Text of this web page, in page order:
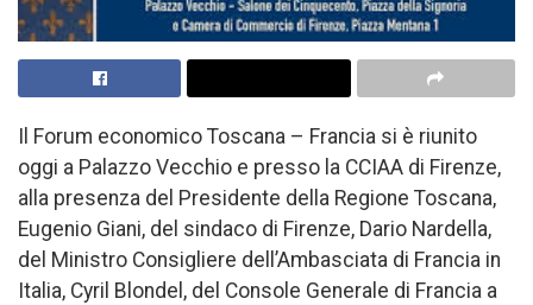
Il Forum economico Toscana – Francia si è riunito
oggi a Palazzo Vecchio e presso la CCIAA di Firenze,
alla presenza del Presidente della Regione Toscana,
Eugenio Giani, del sindaco di Firenze, Dario Nardella,
del Ministro Consigliere dell’Ambasciata di Francia in
Italia, Cyril Blondel, del Console Generale di Francia a